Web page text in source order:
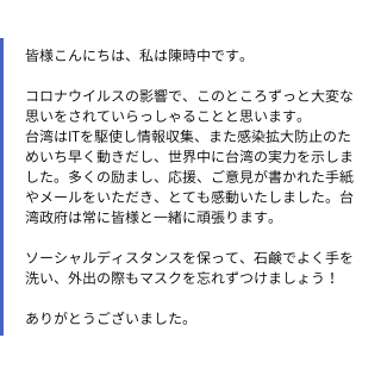
皆様こんにちは、私は陳時中です。
コロナウイルスの影響で、このところずっと大変な
思いをされていらっしゃることと思います。
台湾はITを駆使し情報収集、また感染拡大防止のた
めいち早く動きだし、世界中に台湾の実力を示しま
した。多くの励まし、応援、ご意見が書かれた手紙
やメールをいただき、とても感動いたしました。台
湾政府は常に皆様と一緒に頑張ります。
ソーシャルディスタンスを保って、石鹸でよく手を
洗い、外出の際もマスクを忘れずつけましょう！
ありがとうございました。